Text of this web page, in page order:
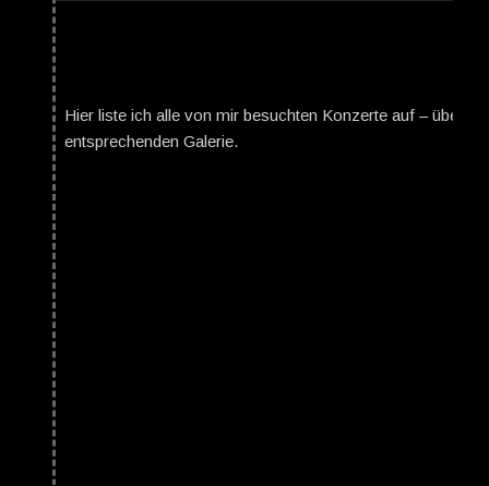
Hier liste ich alle von mir besuchten Konzerte auf – über
entsprechenden Galerie.